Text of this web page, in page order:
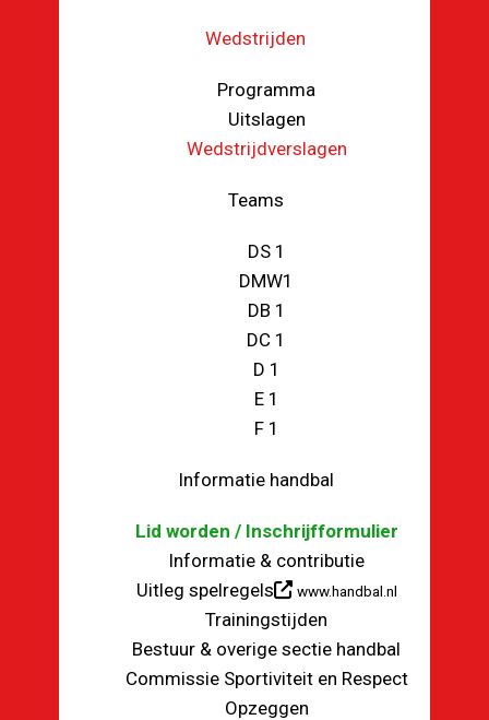
Wedstrijden
Programma
Uitslagen
Wedstrijdverslagen
Teams
DS 1
DMW1
DB 1
DC 1
D 1
E 1
F 1
Informatie handbal
Lid worden / Inschrijfformulier
Informatie & contributie
Uitleg spelregels
www.handbal.nl
Trainingstijden
Bestuur & overige sectie handbal
Commissie Sportiviteit en Respect
Opzeggen